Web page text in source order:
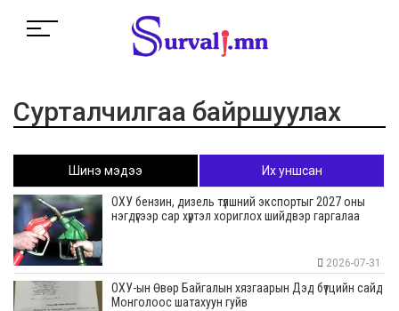
Сурталчилгаа байршуулах
Шинэ мэдээ Их уншсан
ОХУ бензин, дизель түлшний экспортыг 2027 оны
нэгдүгээр сар хүртэл хориглох шийдвэр гаргалаа
2026-07-31
ОХУ-ын Өвөр Байгалын хязгаарын Дэд бүтцийн сайд
Монголоос шатахуун гуйв